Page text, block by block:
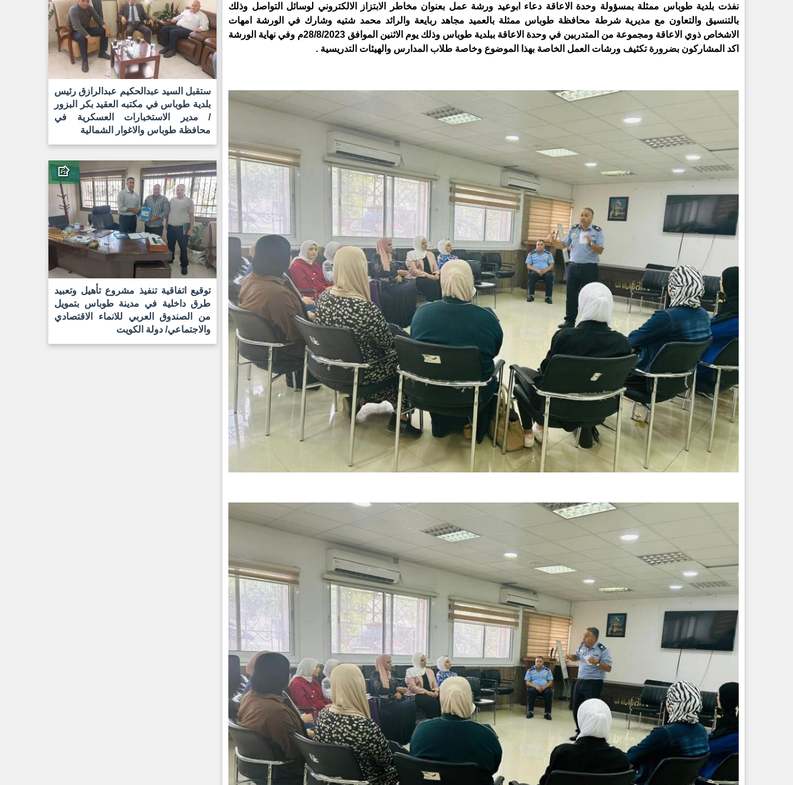
نفذت بلدية طوباس ممثلة بمسؤولة وحدة الاعاقة دعاء ابوعيد ورشة عمل بعنوان مخاطر الابتزاز الالكتروني لوسائل التواصل وذلك
بالتنسيق والتعاون مع مديرية شرطة محافظة طوباس ممثلة بالعميد مجاهد ربايعة والرائد محمد شتيه وشارك في الورشة امهات
الاشخاص ذوي الاعاقة ومجموعة من المتدربين في وحدة الاعاقة ببلدية طوباس وذلك يوم الاثنين الموافق 28/8/2023م وفي نهاية الورشة
اكد المشاركون بضرورة تكثيف ورشات العمل الخاصة بهذا الموضوع وخاصة طلاب المدارس والهيئات التدريسية .
ستقبل السيد عبدالحكيم عبدالرازق رئيس
بلدية طوباس في مكتبه العقيد بكر البزور
/ مدير الاستخبارات العسكرية في
محافظة طوباس والاغوار الشمالية
توقيع اتفاقية تنفيذ مشروع تأهيل وتعبيد
طرق داخلية في مدينة طوباس بتمويل
من الصندوق العربي للانماء الاقتصادي
والاجتماعي/ دولة الكويت